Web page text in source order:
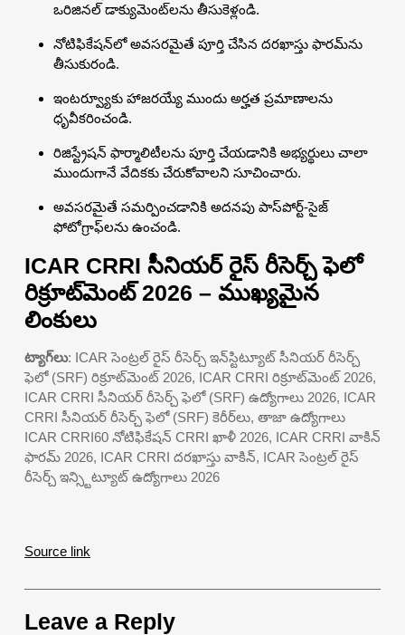
ఒరిజినల్ డాక్యుమెంట్‌లను తీసుకెళ్లండి.
నోటిఫికేషన్‌లో అవసరమైతే పూర్తి చేసిన దరఖాస్తు ఫారమ్‌ను
తీసుకురండి.
ఇంటర్వ్యూకు హాజరయ్యే ముందు అర్హత ప్రమాణాలను
ధృవీకరించండి.
రిజిస్ట్రేషన్ ఫార్మాలిటీలను పూర్తి చేయడానికి అభ్యర్థులు చాలా
ముందుగానే వేదికకు చేరుకోవాలని సూచించారు.
అవసరమైతే సమర్పించడానికి అదనపు పాస్‌పోర్ట్-సైజ్
ఫోటోగ్రాఫ్‌లను ఉంచండి.
ICAR CRRI సీనియర్ రైస్ రీసెర్చ్ ఫెలో
రిక్రూట్‌మెంట్ 2026 – ముఖ్యమైన
లింకులు
ట్యాగ్‌లు: ICAR సెంట్రల్ రైస్ రీసెర్చ్ ఇన్‌స్టిట్యూట్ సీనియర్ రీసెర్చ్
ఫెలో (SRF) రిక్రూట్‌మెంట్ 2026, ICAR CRRI రిక్రూట్‌మెంట్ 2026,
ICAR CRRI సీనియర్ రీసెర్చ్ ఫెలో (SRF) ఉద్యోగాలు 2026, ICAR
CRRI సీనియర్ రీసెర్చ్ ఫెలో (SRF) కెరీర్‌లు, తాజా ఉద్యోగాలు
ICAR CRRI60 నోటిఫికేషన్ CRRI ఖాళీ 2026, ICAR CRRI వాకిన్
ఫారమ్ 2026, ICAR CRRI దరఖాస్తు వాకిన్, ICAR సెంట్రల్ రైస్
రీసెర్చ్ ఇన్స్టిట్యూట్ ఉద్యోగాలు 2026
Source link
Leave a Reply